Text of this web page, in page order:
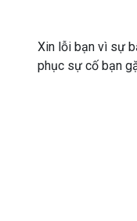
Xin lỗi bạn vì sự
phục sự cố bạn